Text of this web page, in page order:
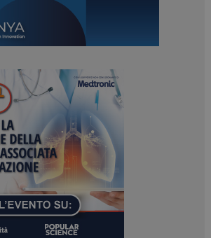
contribuiscono a rendere fruibile il
funzionalità di base quali la
sulle pagine e l'accesso alle aree
Il sito web non è in grado di
senza questi cookie.
FORNITORE / DOMINIO
Google LLC
.dailyhealthindustry.it